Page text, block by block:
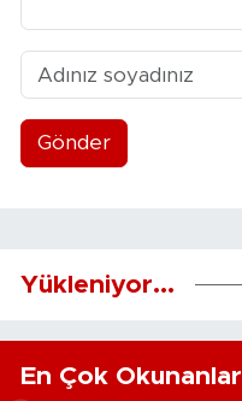
Gönder
Yükleniyor...
En Çok Okunanlar